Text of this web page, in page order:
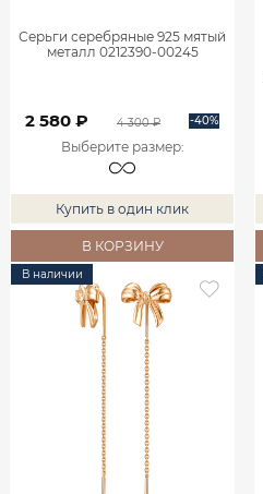
Серьги серебряные 925 мятый
металл 0212390-00245
2 580 ₽ 4 300 ₽ -40%
Выберите размер:
Купить в один клик
В КОРЗИНУ
В наличии